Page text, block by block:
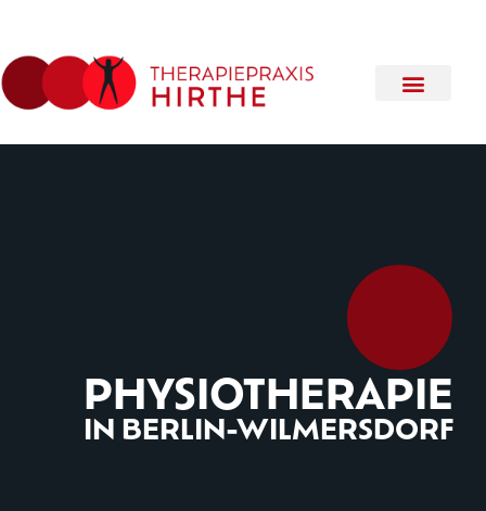
PHYSIOTHERAPIE
IN BERLIN-WILMERSDORF